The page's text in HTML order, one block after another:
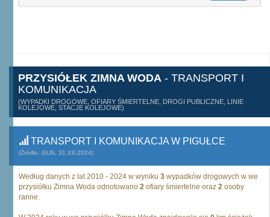
PRZYSIÓŁEK ZIMNA WODA - TRANSPORT I
KOMUNIKACJA
(WYPADKI DROGOWE, OFIARY ŚMIERTELNE, DROGI PUBLICZNE, LINIE
KOLEJOWE, STACJE KOLEJOWE)
TRANSPORT I KOMUNIKACJA W PIGUŁCE
(Źródło: GUS, 31.XII.2024)
Według danych z lat 2010 - 2024 w wyniku 3 wypadków drogowych w we
przysiółku Zimna Woda odnotowano 2 ofiary śmiertelne oraz 2 osoby
ranne.